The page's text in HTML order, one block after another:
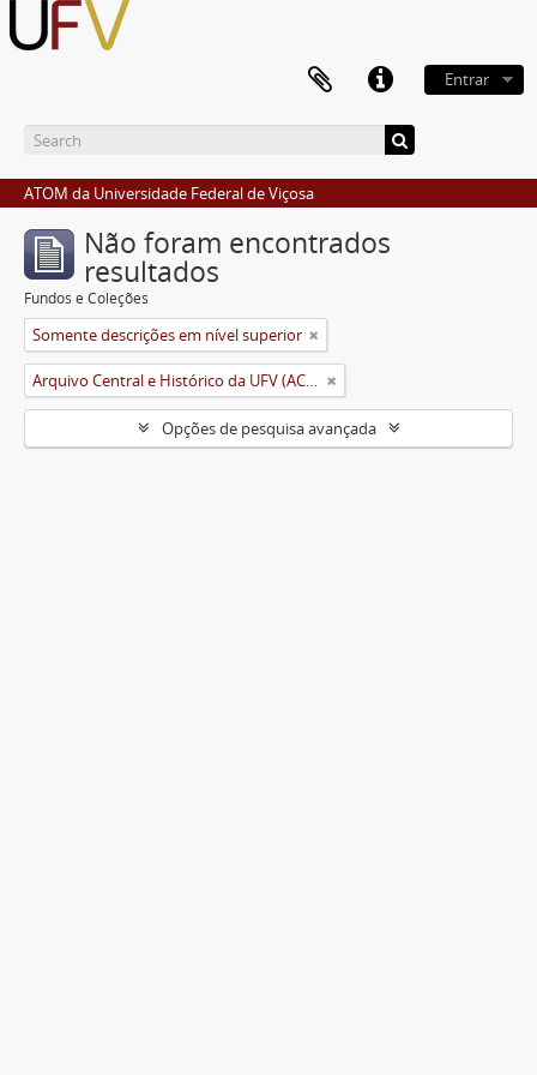
Entrar
ATOM da Universidade Federal de Viçosa
Não foram encontrados
resultados
Fundos e Coleções
Somente descrições em nível superior
Arquivo Central e Histórico da UFV (ACH-UFV)
Opções de pesquisa avançada